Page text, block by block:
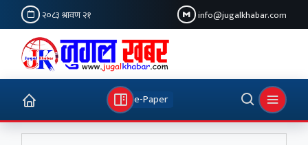
२०८३ श्रावण २१ info@jugalkhabar.com
e-Paper